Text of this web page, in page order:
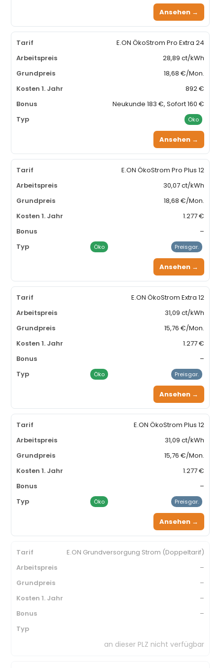
Ansehen →
E.ON ÖkoStrom Pro Extra 24
28,89 ct/kWh
18,68 €/Mon.
892 €
Neukunde 183 €, Sofort 160 €
Öko
Ansehen →
E.ON ÖkoStrom Pro Plus 12
30,07 ct/kWh
18,68 €/Mon.
1.277 €
–
Öko Preisgar.
Ansehen →
E.ON ÖkoStrom Extra 12
31,09 ct/kWh
15,76 €/Mon.
1.277 €
–
Öko Preisgar.
Ansehen →
E.ON ÖkoStrom Plus 12
31,09 ct/kWh
15,76 €/Mon.
1.277 €
–
Öko Preisgar.
Ansehen →
E.ON Grundversorgung Strom (Doppeltarif)
–
–
–
–
an dieser PLZ nicht verfügbar